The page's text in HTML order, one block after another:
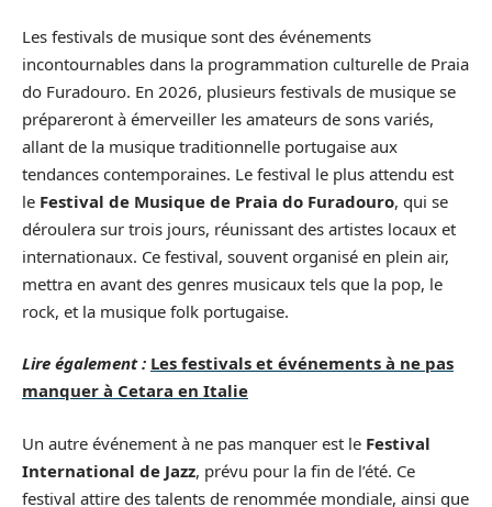
Les festivals de musique sont des événements
incontournables dans la programmation culturelle de Praia
do Furadouro. En 2026, plusieurs festivals de musique se
prépareront à émerveiller les amateurs de sons variés,
allant de la musique traditionnelle portugaise aux
tendances contemporaines. Le festival le plus attendu est
le Festival de Musique de Praia do Furadouro, qui se
déroulera sur trois jours, réunissant des artistes locaux et
internationaux. Ce festival, souvent organisé en plein air,
mettra en avant des genres musicaux tels que la pop, le
rock, et la musique folk portugaise.
Lire également : Les festivals et événements à ne pas
manquer à Cetara en Italie
Un autre événement à ne pas manquer est le Festival
International de Jazz, prévu pour la fin de l’été. Ce
festival attire des talents de renommée mondiale, ainsi que